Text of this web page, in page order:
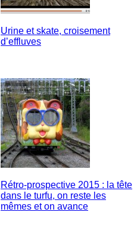
Urine et skate, croisement
d’effluves
Rétro-prospective 2015 : la tête
dans le turfu, on reste les
mêmes et on avance